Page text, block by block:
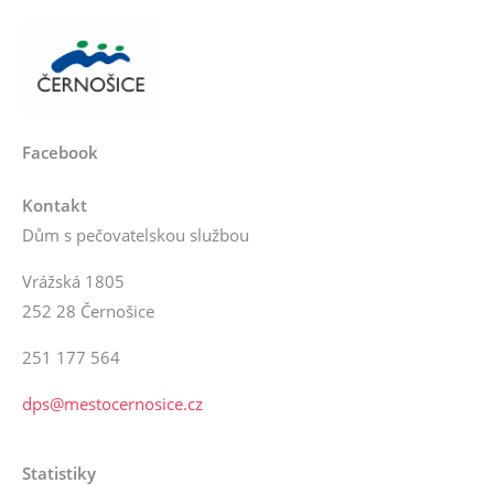
Facebook
Kontakt
Dům s pečovatelskou službou
Vrážská 1805
252 28 Černošice
251 177 564
dps@mestocernosice.cz
Statistiky